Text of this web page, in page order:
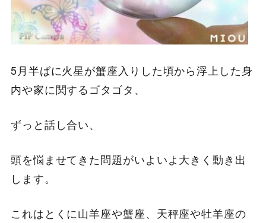
5月半ばに火星が蟹座入りした頃から浮上した身
内や家に関するゴタゴタ、
ずっと話し合い、
頭を悩ませてきた問題がいよいよ大きく動き出
します。
これはとくに山羊座や蟹座、天秤座や牡羊座の